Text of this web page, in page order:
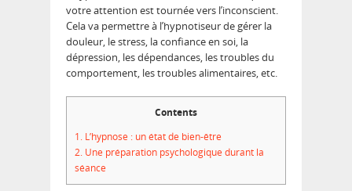
votre attention est tournée vers l’inconscient.
Cela va permettre à l’hypnotiseur de gérer la
douleur, le stress, la confiance en soi, la
dépression, les dépendances, les troubles du
comportement, les troubles alimentaires, etc.
Contents
1. L’hypnose : un état de bien-être
2. Une préparation psychologique durant la
séance